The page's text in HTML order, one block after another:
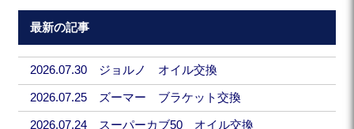
最新の記事
2026.07.30 ジョルノ オイル交換
2026.07.25 ズーマー ブラケット交換
2026.07.24 スーパーカブ50 オイル交換